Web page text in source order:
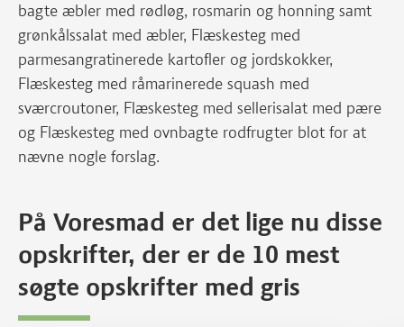
bagte æbler med rødløg, rosmarin og honning samt
grønkålssalat med æbler, Flæskesteg med
parmesangratinerede kartofler og jordskokker,
Flæskesteg med råmarinerede squash med
sværcroutoner, Flæskesteg med sellerisalat med pære
og Flæskesteg med ovnbagte rodfrugter blot for at
nævne nogle forslag.
På Voresmad er det lige nu disse
opskrifter, der er de 10 mest
søgte opskrifter med gris